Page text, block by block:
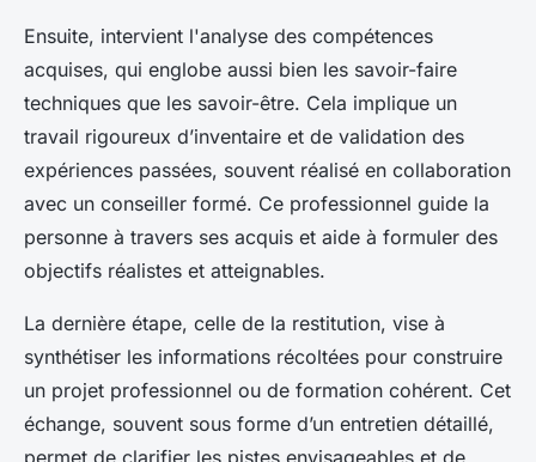
Ensuite, intervient l'analyse des compétences
acquises, qui englobe aussi bien les savoir-faire
techniques que les savoir-être. Cela implique un
travail rigoureux d’inventaire et de validation des
expériences passées, souvent réalisé en collaboration
avec un conseiller formé. Ce professionnel guide la
personne à travers ses acquis et aide à formuler des
objectifs réalistes et atteignables.
La dernière étape, celle de la restitution, vise à
synthétiser les informations récoltées pour construire
un projet professionnel ou de formation cohérent. Cet
échange, souvent sous forme d’un entretien détaillé,
permet de clarifier les pistes envisageables et de